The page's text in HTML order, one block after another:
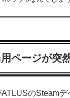
ページが突
のSteam